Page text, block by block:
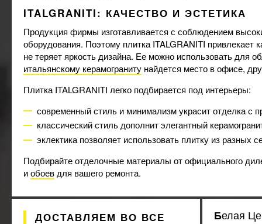
Itaca
ITALICA
ITT CERAMIC6
Kale33
Keraben 12
KERATILE20
KEROS33
Kutahya Seramik
LA FAENZA
Levanta11
MAINZU148
Mirage Ceramica18
ITALGRANITI: КАЧЕСТВО И ЭСТЕТИКА
Продукция фирмы изготавливается с соблюдением
оборудования. Поэтому плитка ITALGRANITI привлекает
не теряет яркость дизайна. Ее можно использовать для
итальянскому керамограниту найдется место в офисе,
Плитка ITALGRANITI легко подбирается под интерьеры:
современный стиль и минимализм украсит отделка с
классический стиль дополнит элегантный
эклектика позволяет использовать плитку из
Подбирайте отделочные материалы от официального
иобоев для вашего ремонта.
ДОСТАВЛЯЕМ ВО ВСЕ
Белая